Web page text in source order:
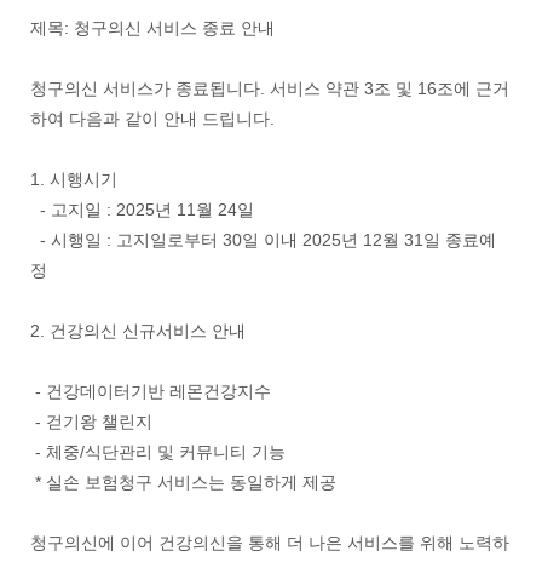
제목: 청구의신 서비스 종료 안내
청구의신 서비스가 종료됩니다. 서비스 약관 3조 및 16조에 근거
하여 다음과 같이 안내 드립니다.
1. 시행시기
- 고지일 : 2025년 11월 24일
- 시행일 : 고지일로부터 30일 이내 2025년 12월 31일 종료예
정
2. 건강의신 신규서비스 안내
- 건강데이터기반 레몬건강지수
- 걷기왕 챌린지
- 체중/식단관리 및 커뮤니티 기능
* 실손 보험청구 서비스는 동일하게 제공
청구의신에 이어 건강의신을 통해 더 나은 서비스를 위해 노력하